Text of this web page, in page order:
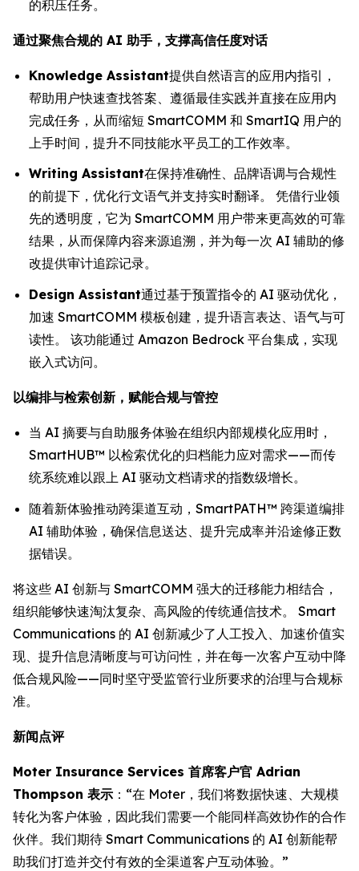
的积压任务。
通过聚焦合规的 AI 助手，支撑高信任度对话
Knowledge Assistant提供自然语言的应用内指引，
帮助用户快速查找答案、遵循最佳实践并直接在应用内
完成任务，从而缩短 SmartCOMM 和 SmartIQ 用户的
上手时间，提升不同技能水平员工的工作效率。
Writing Assistant在保持准确性、品牌语调与合规性
的前提下，优化行文语气并支持实时翻译。 凭借行业领
先的透明度，它为 SmartCOMM 用户带来更高效的可靠
结果，从而保障内容来源追溯，并为每一次 AI 辅助的修
改提供审计追踪记录。
Design Assistant通过基于预置指令的 AI 驱动优化，
加速 SmartCOMM 模板创建，提升语言表达、语气与可
读性。 该功能通过 Amazon Bedrock 平台集成，实现
嵌入式访问。
以编排与检索创新，赋能合规与管控
当 AI 摘要与自助服务体验在组织内部规模化应用时，
SmartHUB™ 以检索优化的归档能力应对需求——而传
统系统难以跟上 AI 驱动文档请求的指数级增长。
随着新体验推动跨渠道互动，SmartPATH™ 跨渠道编排
AI 辅助体验，确保信息送达、提升完成率并沿途修正数
据错误。
将这些 AI 创新与 SmartCOMM 强大的迁移能力相结合，
组织能够快速淘汰复杂、高风险的传统通信技术。 Smart
Communications 的 AI 创新减少了人工投入、加速价值实
现、提升信息清晰度与可访问性，并在每一次客户互动中降
低合规风险——同时坚守受监管行业所要求的治理与合规标
准。
新闻点评
Moter Insurance Services 首席客户官 Adrian
Thompson 表示 ：“在 Moter，我们将数据快速、大规模
转化为客户体验，因此我们需要一个能同样高效协作的合作
伙伴。我们期待 Smart Communications 的 AI 创新能帮
助我们打造并交付有效的全渠道客户互动体验。”